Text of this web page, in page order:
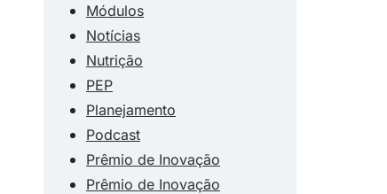
Módulos
Notícias
Nutrição
PEP
Planejamento
Podcast
Prêmio de Inovação
Prêmio de Inovação